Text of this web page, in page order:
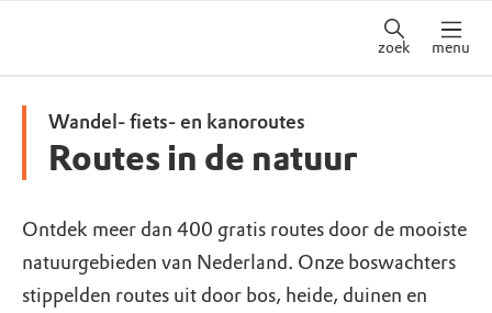
zoek menu
Wandel- fiets- en kanoroutes
Routes in de natuur
Ontdek meer dan 400 gratis routes door de mooiste
natuurgebieden van Nederland. Onze boswachters
stippelden routes uit door bos, heide, duinen en